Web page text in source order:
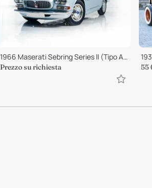
1966 Maserati Sebring Series II (Tipo AM101/10)
Prezzo su richiesta 55